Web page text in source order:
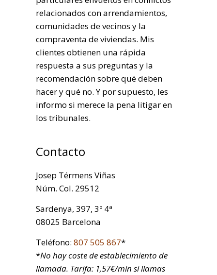
relacionados con arrendamientos,
comunidades de vecinos y la
compraventa de viviendas. Mis
clientes obtienen una rápida
respuesta a sus preguntas y la
recomendación sobre qué deben
hacer y qué no. Y por supuesto, les
informo si merece la pena litigar en
los tribunales.
Contacto
Josep Térmens Viñas
Núm. Col. 29512
Sardenya, 397, 3º 4ª
08025 Barcelona
Teléfono: 807 505 867*
*No hay coste de establecimiento de
llamada. Tarifa: 1,57€/min si llamas